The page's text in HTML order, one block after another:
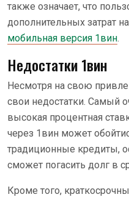
также означает, что
дополнительных затрат
мобильная версия 1вин.
Недостатки 1вин
Несмотря на свою
свои недостатки. Самый
высокая процентная
через 1вин может
традиционные кредиты,
сможет погасить долг в
Кроме того,